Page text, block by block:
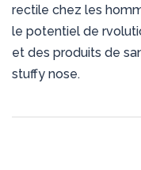
rectile chez les
le potentiel de
et des produits de
stuffy nose.